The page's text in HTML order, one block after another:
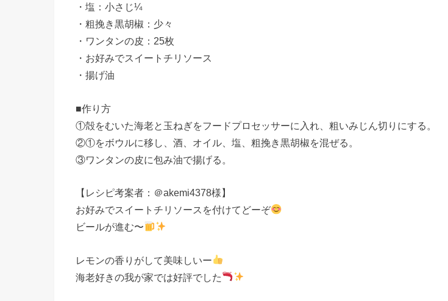
・塩：小さじ¼
・粗挽き黒胡椒：少々
・ワンタンの皮：25枚
・お好みでスイートチリソース
・揚げ油
■作り方
①殻をむいた海老と玉ねぎをフードプロセッサーに入れ、粗いみじん切りにする。
②①をボウルに移し、酒、オイル、塩、粗挽き黒胡椒を混ぜる。
③ワンタンの皮に包み油で揚げる。
【レシピ考案者：＠akemi4378様】
お好みでスイートチリソースを付けてどーぞ
ビールが進む〜
レモンの香りがして美味しいー
海老好きの我が家では好評でした